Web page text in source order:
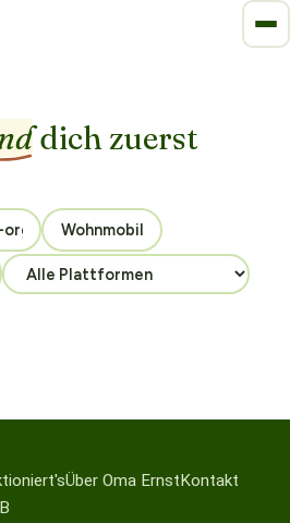
dich zuerst
Wohnmobil
Über Oma Ernst Kontakt